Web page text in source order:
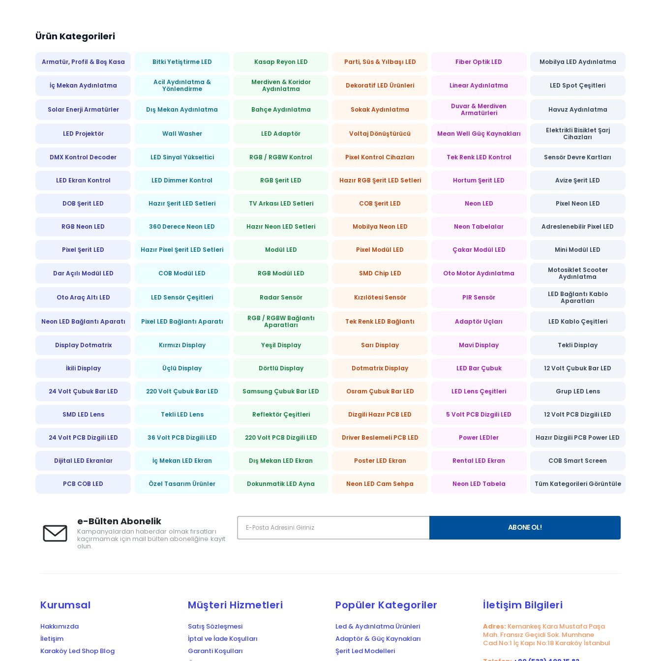
seçilebilir
seçilebilir
Ürün Kategorileri
Armatür, Profil & Boş Kasa Bitki Yetiştirme LED Kasap Reyon LED Parti, Süs & Yılbaşı LED Fiber Optik LED Mobilya LED Aydınlatma
İç Mekan Aydınlatma
Acil Aydınlatma &
Yönlendirme
Merdiven & Koridor
Aydınlatma
Dekoratif LED Ürünleri Linear Aydınlatma LED Spot Çeşitleri
Solar Enerji Armatürler Dış Mekan Aydınlatma Bahçe Aydınlatma Sokak Aydınlatma
Duvar & Merdiven
Armatürleri
Havuz Aydınlatma
LED Projektör Wall Washer LED Adaptör Voltaj Dönüştürücü Mean Well Güç Kaynakları
Elektrikli Bisiklet Şarj
Cihazları
DMX Kontrol Decoder LED Sinyal Yükseltici RGB / RGBW Kontrol Pixel Kontrol Cihazları Tek Renk LED Kontrol Sensör Devre Kartları
LED Ekran Kontrol LED Dimmer Kontrol RGB Şerit LED Hazır RGB Şerit LED Setleri Hortum Şerit LED Avize Şerit LED
DOB Şerit LED Hazır Şerit LED Setleri TV Arkası LED Setleri COB Şerit LED Neon LED Pixel Neon LED
RGB Neon LED 360 Derece Neon LED Hazır Neon LED Setleri Mobilya Neon LED Neon Tabelalar Adreslenebilir Pixel LED
Pixel Şerit LED Hazır Pixel Şerit LED Setleri Modül LED Pixel Modül LED Çakar Modül LED Mini Modül LED
Dar Açılı Modül LED COB Modül LED RGB Modül LED SMD Chip LED Oto Motor Aydınlatma
Motosiklet Scooter
Aydınlatma
Oto Araç Altı LED LED Sensör Çeşitleri Radar Sensör Kızılötesi Sensör PIR Sensör
LED Bağlantı Kablo
Aparatları
Neon LED Bağlantı Aparatı Pixel LED Bağlantı Aparatı
RGB / RGBW Bağlantı
Aparatları
Tek Renk LED Bağlantı Adaptör Uçları LED Kablo Çeşitleri
Display Dotmatrix Kırmızı Display Yeşil Display Sarı Display Mavi Display Tekli Display
İkili Display Üçlü Display Dörtlü Display Dotmatrix Display LED Bar Çubuk 12 Volt Çubuk Bar LED
24 Volt Çubuk Bar LED 220 Volt Çubuk Bar LED Samsung Çubuk Bar LED Osram Çubuk Bar LED LED Lens Çeşitleri Grup LED Lens
SMD LED Lens Tekli LED Lens Reflektör Çeşitleri Dizgili Hazır PCB LED 5 Volt PCB Dizgili LED 12 Volt PCB Dizgili LED
24 Volt PCB Dizgili LED 36 Volt PCB Dizgili LED 220 Volt PCB Dizgili LED Driver Beslemeli PCB LED Power LEDler Hazır Dizgili PCB Power LED
Dijital LED Ekranlar İç Mekan LED Ekran Dış Mekan LED Ekran Poster LED Ekran Rental LED Ekran COB Smart Screen
PCB COB LED Özel Tasarım Ürünler Dokunmatik LED Ayna Neon LED Cam Sehpa Neon LED Tabela Tüm Kategorileri Görüntüle
e-Bülten Abonelik
Kampanyalardan haberdar olmak fırsatları
kaçırmamak için mail bülten aboneliğine kayıt
olun.
Kurumsal
Hakkımızda
İletişim
Karaköy Led Shop Blog
Müşteri Hizmetleri
Satış Sözleşmesi
İptal ve İade Koşulları
Garanti Koşulları
Popüler Kategoriler
Led & Aydınlatma Ürünleri
Adaptör & Güç Kaynakları
Şerit Led Modelleri
İletişim Bilgileri
Adres: Kemankeş Kara Mustafa Paşa
Mah. Fransız Geçidi Sok. Mumhane
Cad.No:1 İç Kapı No:18 Karaköy İstanbul